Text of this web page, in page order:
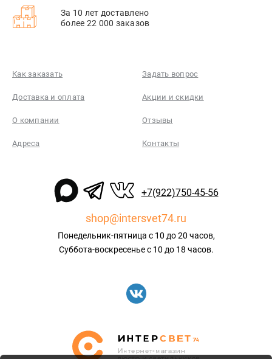
За 10 лет доставлено
более 22 000 заказов
Как заказать Задать вопрос
Доставка и оплата Акции и скидки
О компании Отзывы
Адреса Контакты
+7(922)750-45-56
shop@intersvet74.ru
Понедельник-пятница с 10 до 20 часов,
Суббота-воскресенье с 10 до 18 часов.